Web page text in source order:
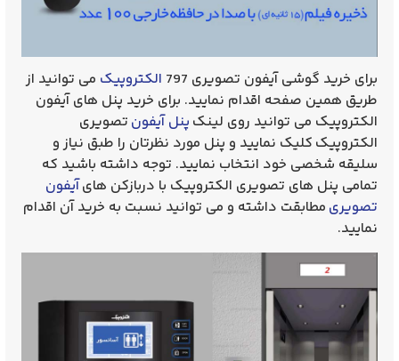
برای خرید گوشی آیفون تصویری 797 الکتروپیک می توانید از
طریق همین صفحه اقدام نمایید. برای خرید پنل های آیفون
الکتروپیک می توانید روی لینک پنل آیفون تصویری
الکتروپیک کلیک نمایید و پنل مورد نظرتان را طبق نیاز و
سلیقه شخصی خود انتخاب نمایید. توجه داشته باشید که
تمامی پنل های تصویری الکتروپیک با دربازکن هایآیفون
تصویری مطابقت داشته و می توانید نسبت به خرید آن اقدام
نمایید.